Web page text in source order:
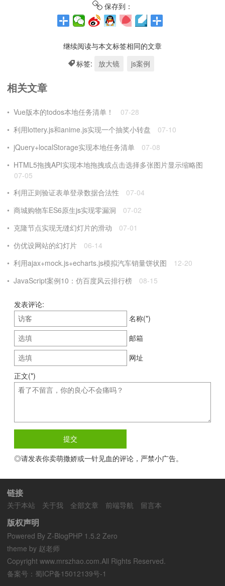
保存到：
继续阅读与本文标签相同的文章
标签:
放大镜 js案例
相关文章
Vue版本的todos本地任务清单！
07-28
利用lottery.js和anime.js实现一个抽奖小转盘
07-10
jQuery+localStorage实现本地任务清单
07-08
HTML5拖拽API实现本地拖拽或点击选择多张图片显示缩略图
07-05
利用正则验证表单登录数据合法性
07-04
商城购物车ES6原生js实现零漏洞
07-02
克隆节点实现无缝幻灯片的滑动
07-01
仿优设网站的幻灯片
06-14
利用ajax+mock.js+echarts.js模拟汽车销量饼状图
12-20
JavaScript案例10：仿百度风云排行榜
08-15
发表评论:
名称(*)
邮箱
网址
正文(*)
◎请发表你卖萌撒娇或一针见血的评论，严禁小广告。
链接
关于本站 关于我 全部文章 前端导航 留言本
版权声明
Powered By Z-BlogPHP 1.5.2 Zero
theme by 赵老师
Copyright www.mrszhao.com.All Rights Reserved.
备案号： 蜀ICP备15012139号-1